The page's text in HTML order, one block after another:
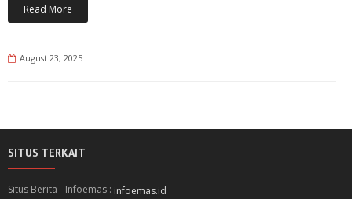
Read More
August 23, 2025
SITUS TERKAIT
Situs Berita - Infoemas : infoemas.id